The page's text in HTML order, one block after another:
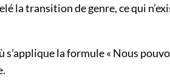
la transition de genre, ce qui
la formule « Nous